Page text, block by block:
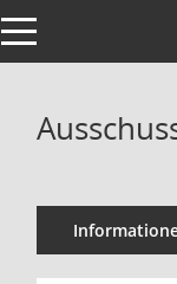
Toggle navigation